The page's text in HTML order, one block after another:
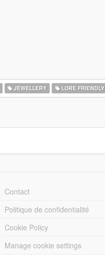
JEWELLERY LORE FRIENDLY
Contact
Politique de confidentialité
Cookie Policy
Manage cookie settings